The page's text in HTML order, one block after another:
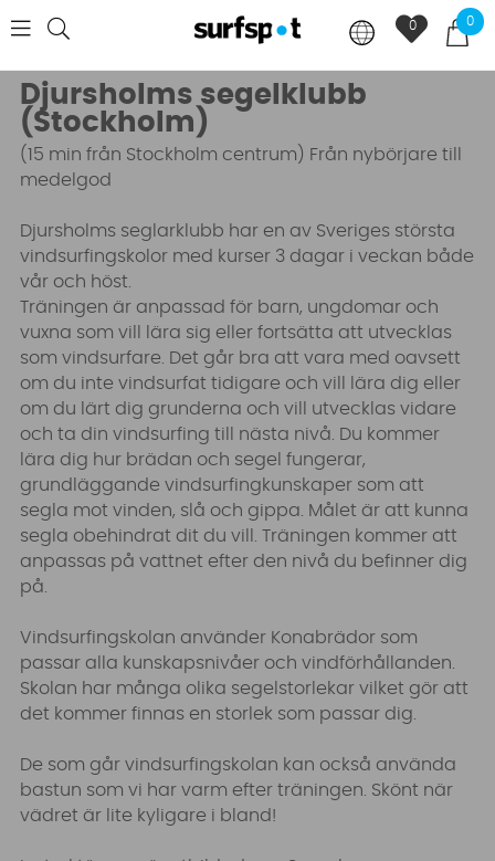
0
0
Djursholms segelklubb
(Stockholm)
(15 min från Stockholm centrum) Från nybörjare till
medelgod
Djursholms seglarklubb har en av Sveriges största
vindsurfingskolor med kurser 3 dagar i veckan både
vår och höst.
Träningen är anpassad för barn, ungdomar och
vuxna som vill lära sig eller fortsätta att utvecklas
som vindsurfare. Det går bra att vara med oavsett
om du inte vindsurfat tidigare och vill lära dig eller
om du lärt dig grunderna och vill utvecklas vidare
och ta din vindsurfing till nästa nivå. Du kommer
lära dig hur brädan och segel fungerar,
grundläggande vindsurfingkunskaper som att
segla mot vinden, slå och gippa. Målet är att kunna
segla obehindrat dit du vill. Träningen kommer att
anpassas på vattnet efter den nivå du befinner dig
på.
Vindsurfingskolan använder Konabrädor som
passar alla kunskapsnivåer och vindförhållanden.
Skolan har många olika segelstorlekar vilket gör att
det kommer finnas en storlek som passar dig.
De som går vindsurfingskolan kan också använda
bastun som vi har varm efter träningen. Skönt när
vädret är lite kyligare i bland!